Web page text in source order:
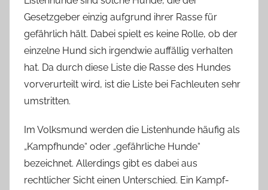
Gesetzgeber einzig aufgrund ihrer Rasse für
gefährlich hält. Dabei spielt es keine Rolle, ob der
einzelne Hund sich irgendwie auffällig verhalten
hat. Da durch diese Liste die Rasse des Hundes
vorverurteilt wird, ist die Liste bei Fachleuten sehr
umstritten.
Im Volksmund werden die Listenhunde häufig als
„Kampfhunde“ oder „gefährliche Hunde“
bezeichnet. Allerdings gibt es dabei aus
rechtlicher Sicht einen Unterschied. Ein Kampf-